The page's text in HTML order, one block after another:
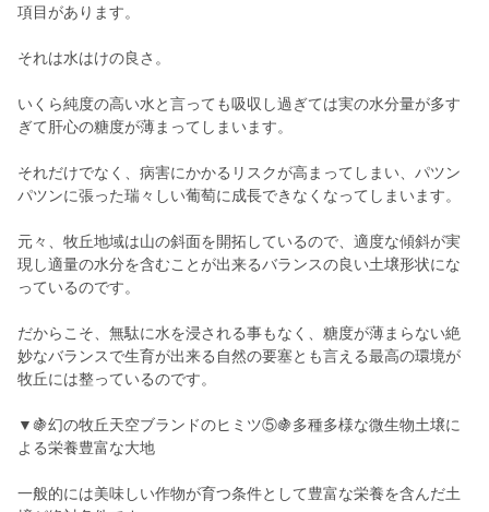
項目があります。
それは水はけの良さ。
いくら純度の高い水と言っても吸収し過ぎては実の水分量が多す
ぎて肝心の糖度が薄まってしまいます。
それだけでなく、病害にかかるリスクが高まってしまい、パツン
パツンに張った瑞々しい葡萄に成長できなくなってしまいます。
元々、牧丘地域は山の斜面を開拓しているので、適度な傾斜が実
現し適量の水分を含むことが出来るバランスの良い土壌形状にな
っているのです。
だからこそ、無駄に水を浸される事もなく、糖度が薄まらない絶
妙なバランスで生育が出来る自然の要塞とも言える最高の環境が
牧丘には整っているのです。
▼🍇幻の牧丘天空ブランドのヒミツ⑤🍇多種多様な微生物土壌に
よる栄養豊富な大地
一般的には美味しい作物が育つ条件として豊富な栄養を含んだ土